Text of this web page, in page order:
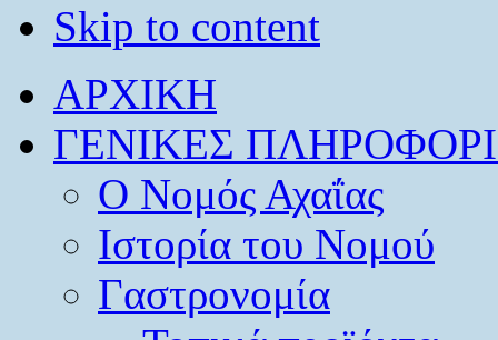
Skip to content
ΑΡΧΙΚΗ
ΓΕΝΙΚΕΣ
O Νομός Αχαΐας
Ιστορία του Νομού
Γαστρονομία